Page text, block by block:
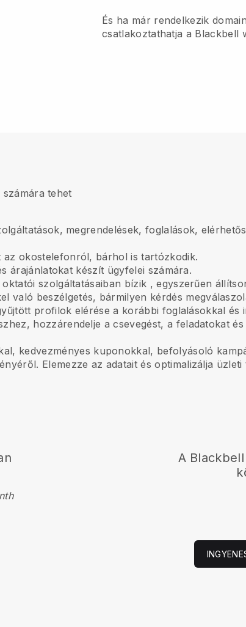
És ha már rendelkezik
csatlakoztathatja a Blackbell
tehet
megrendelések, foglalások,
az okostelefonról, bárhol is tartózkodik.
árajánlatokat készít ügyfelei számára.
szolgáltatásaiban bízik , egyszerűen
való beszélgetés, bármilyen kérdés
profilok elérése a korábbi foglalásokkal és
hozzárendelje a csevegést, a feladatokat
kedvezményes kuponokkal, befolyásoló
Elemezze az adatait és optimalizálja üzleti
A Blackbell